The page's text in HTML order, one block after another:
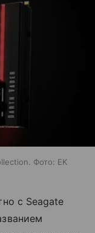
Фото: EK
с Seagate